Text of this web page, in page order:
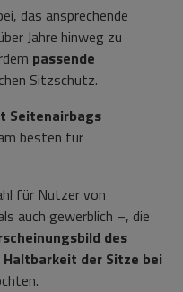
das ansprechende
Jahre hinweg zu
passende
Sitzschutz.
Seitenairbags
besten für
für Nutzer von
auch gewerblich –, die
des
der Sitze bei